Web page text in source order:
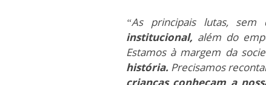
“As principais lutas, sem
institucional, além do
Estamos à margem da
história. Precisamos
crianças conheçam a